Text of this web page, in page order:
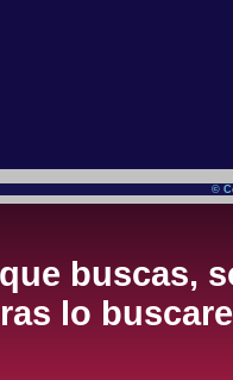
©
buscas,
lo